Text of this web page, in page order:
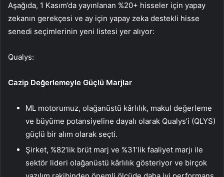
Aşağıda, 1 Kasım’da yayınlanan %20+ hisseler için yapay
zekanın gerekçesi ve ay için yapay zeka destekli hisse
senedi seçimlerinin yeni listesi yer alıyor:
Qualys:
Cazip Değerlemeyle Güçlü Marjlar
ML motorumuz, olağanüstü kârlılık, makul değerleme
ve büyüme potansiyeline dayalı olarak Qualys’i (QLYS)
güçlü bir alım olarak seçti.
Şirket, %82’lik brüt marj ve %31’lik faaliyet marjı ile
sektör lideri olağanüstü kârlılık gösteriyor ve birçok